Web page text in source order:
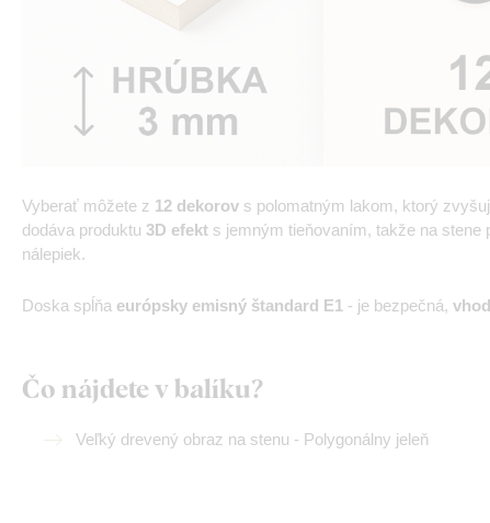
Vyberať môžete z 12 dekorov s polomatným lakom, ktorý
dodáva produktu 3D efekt s jemným tieňovaním, takže na stene
nálepiek.
Doska spĺňa európsky emisný štandard E1 - je bezpečná,
Čo nájdete v balíku?
Veľký drevený obraz na stenu - Polygonálny jeleň